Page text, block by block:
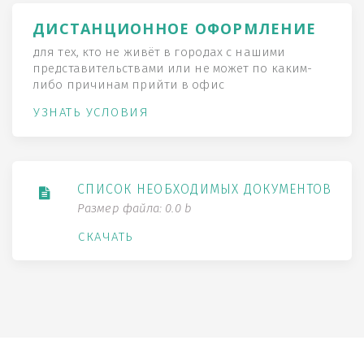
ДИСТАНЦИОННОЕ ОФОРМЛЕНИЕ
для тех, кто не живёт в городах с нашими
представительствами или не может по каким-
либо причинам прийти в офис
УЗНАТЬ УСЛОВИЯ
СПИСОК НЕОБХОДИМЫХ ДОКУМЕНТОВ
Размер файла: 0.0 b
СКАЧАТЬ